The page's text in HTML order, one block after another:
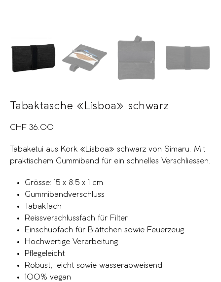
Tabaktasche «Lisboa» schwarz
CHF 36.00
Tabaketui aus Kork «Lisboa» schwarz von Simaru. Mit
praktischem Gummiband für ein schnelles Verschliessen.
Grösse: 15 x 8.5 x 1 cm
Gummibandverschluss
Tabakfach
Reissverschlussfach für Filter
Einschubfach für Blättchen sowie Feuerzeug
Hochwertige Verarbeitung
Pflegeleicht
Robust, leicht sowie wasserabweisend
100% vegan